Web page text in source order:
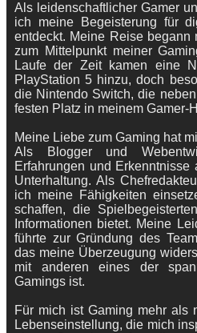
Als leidenschaftlicher Gamer
ich meine Begeisterung für
entdeckt. Meine Reise begann
zum Mittelpunkt meiner
Laufe der Zeit kamen eine
PlayStation 5 hinzu, doch
die Nintendo Switch, die
festen Platz in meinem Gamer-
Meine Liebe zum Gaming hat
Als Blogger und
Erfahrungen und
Unterhaltung. Als
ich meine Fähigkeiten
schaffen, die
Informationen bietet. Meine
führte zur Gründung des
das meine Überzeugung
mit anderen eines der
Gamings ist.
Für mich ist Gaming mehr als
Lebenseinstellung, die mich